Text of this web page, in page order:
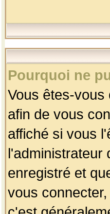
Pourquoi ne
Vous êtes-
afin de vous
affiché si vous
l'administrateur
enregistré et
vous